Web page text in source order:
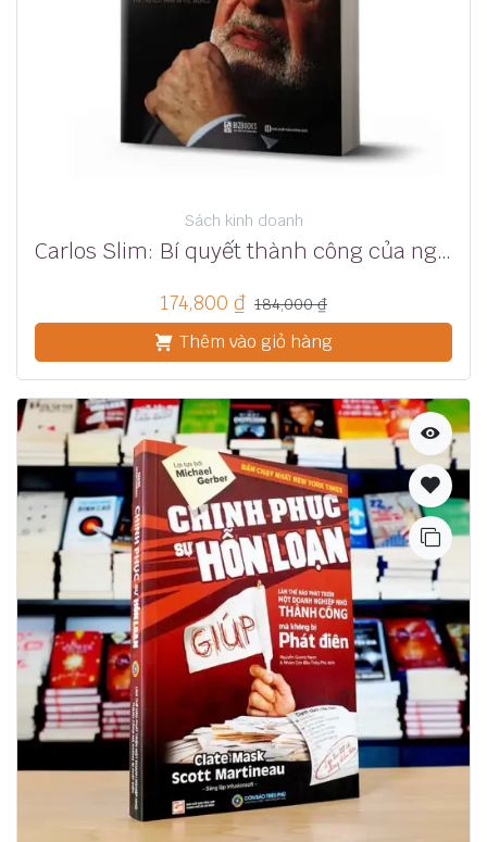
Sách kinh doanh
Carlos Slim: Bí quyết thành công của người đàn ông giàu nhất thế giới
174,800 ₫ 184,000₫
Thêm vào giỏ hàng